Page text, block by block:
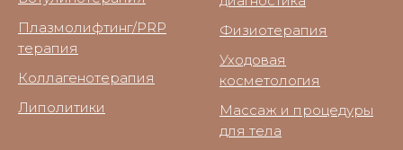
Плазмолифтинг/PRP
терапия
Коллагенотерапия
Липолитики
Физиотерапия
Уходовая
косметология
Массаж и процедуры
для тела